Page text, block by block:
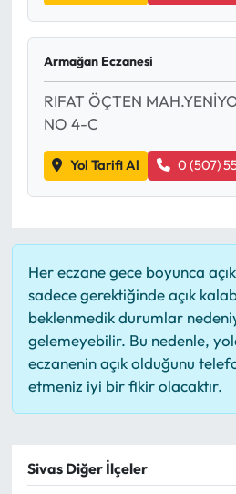
Armağan Eczanesi
RIFAT ÖÇTEN
NO 4-C
Yol Tarifi Al 0 (507)
Her eczane gece boyunca
sadece gerektiğinde açık
beklenmedik durumlar
gelemeyebilir. Bu nedenle,
eczanenin açık olduğunu
etmeniz iyi bir fikir olacaktır.
Sivas Diğer İlçeler